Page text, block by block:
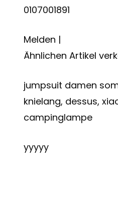
0107001891
Melden |
Ähnlichen Artikel
jumpsuit damen
knielang, dessus,
campinglampe
yyyyy